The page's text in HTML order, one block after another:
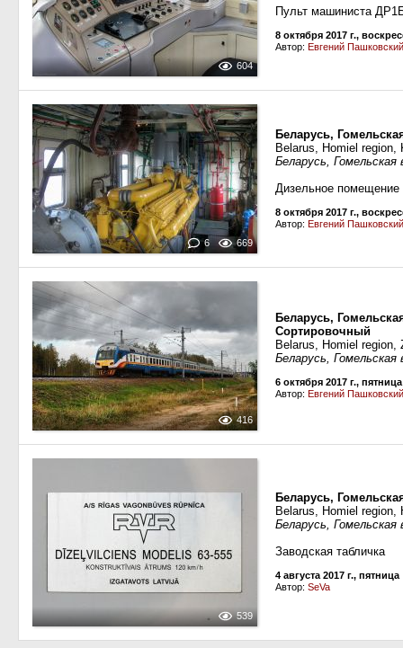
604
Пульт машиниста
8 октября 2017 г.,
Автор: Евгений Пашковский
6 669
Беларусь,
Belarus, Homiel
Беларусь, Гомельская
Дизельное помещение
8 октября 2017 г.,
Автор: Евгений Пашковский
416
Беларусь,
Сортировочный
Belarus, Homiel
Беларусь,
6 октября 2017 г., пятница
Автор: Евгений Пашковский
539
Беларусь,
Belarus, Homiel
Беларусь,
Заводская табличка
4 августа 2017 г., пятница
Автор: SeVa